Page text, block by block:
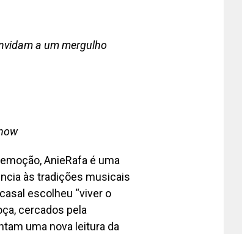
a um mergulho
AnieRafa é uma
às tradições musicais
escolheu “viver o
cercados pela
uma nova leitura da